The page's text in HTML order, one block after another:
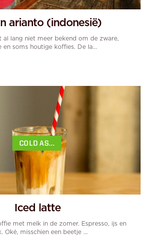
arianto (indonesië)
al lang niet meer bekend om de zware,
en soms houtige koffies. De la...
COLD AS...
Iced latte
met melk in de zomer. Espresso, ijs en
Oké, misschien een beetje ...